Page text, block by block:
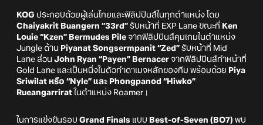
KOG ประกอบด้วยผู้เล่นไทยและฟิลิปปินส์ในทุกตำแหน่ง โดย
Chaiyakrit Buangern “33rd” รับหน้าที่ EXP Lane ขณะที่ Ken
Louie “Kzen” Bermudes Pile จากฟิลิปปินส์คุมเกมในตำแหน่ง
Jungle ด้าน Piyanat Songsermpanit “Zed” รับหน้าที่ Mid
Lane ส่วน John Ryan “Payen” Bernacer จากฟิลิปปินส์ทำหน้าที่
Gold Lane และเป็นหนึ่งในตัวทำดาเมจหลักของทีม พร้อมด้วย Piya
Sriwilat หรือ “Nyle” และ Phongpanod “Hiwko”
Rueangarrirat ในตำแหน่ง Roamer।
ในการแข่งขันรอบ Grand Finals แบบ Best-of-Seven (BO7) พบ